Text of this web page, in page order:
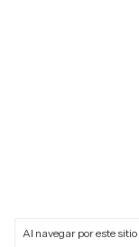
Al navegar por este sitio